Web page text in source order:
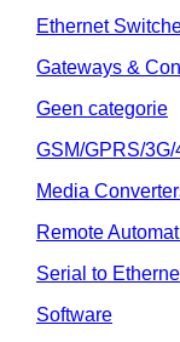
Ethernet
Gateways &
Geen categorie
GSM/GPRS/
Media
Remote
Serial to
Software